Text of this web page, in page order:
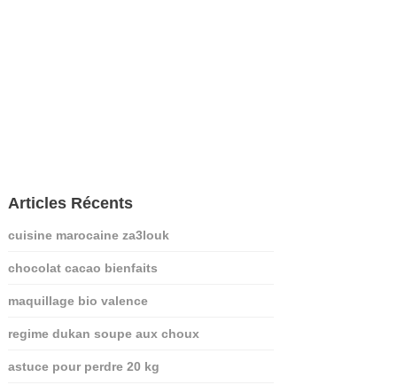
Articles Récents
cuisine marocaine za3louk
chocolat cacao bienfaits
maquillage bio valence
regime dukan soupe aux choux
astuce pour perdre 20 kg